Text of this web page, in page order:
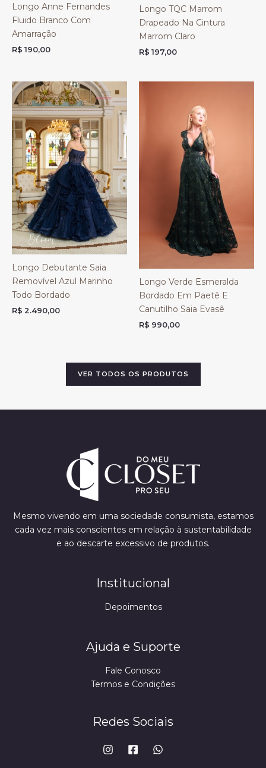
Longo Anne Fernandes
Fluido Branco Com
Amarração
R$ 190,00
Longo TQC Marrom
Drapeado Na Cintura
Marrom Claro
R$ 197,00
Longo Debutante Saia
Removível Azul Marinho
Todo Bordado
R$ 2.490,00
Longo Verde Esmeralda
Bordado Em Paetê E
Canutilho Saia Evasê
R$ 990,00
VER TODOS OS PRODUTOS
Mesmo vivendo em uma sociedade consumista, estamos
cada vez mais conscientes em relação à sustentabilidade
e ao descarte excessivo de produtos.
Institucional
Depoimentos
Ajuda e Suporte
Fale Conosco
Termos e Condições
Redes Sociais